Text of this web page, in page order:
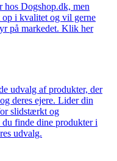
Dogshop.dk, men
i kvalitet og vil gerne
på markedet. Klik her
udvalg af produkter, der
deres ejere. Lider din
slidstærkt og
finde dine produkter i
udvalg.